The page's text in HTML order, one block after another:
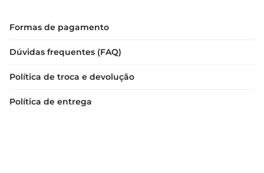
Formas de pagamento
Dúvidas frequentes (FAQ)
Política de troca e devolução
Política de entrega